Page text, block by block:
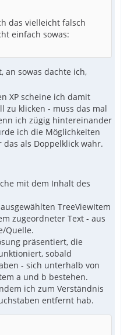
das vielleicht falsch
einfach sowas:
an sowas dachte ich,
XP scheine ich damit
zu klicken - muss das mal
ich zügig hintereinander
ich die Möglichkeiten
als Doppelklick wahr.
mit dem Inhalt des
TreeViewItem
zugeordneter Text - aus
Quelle.
präsentiert, die
sobald
- sich unterhalb von
a und b bestehen.
ich zum Verständnis
entfernt hab.